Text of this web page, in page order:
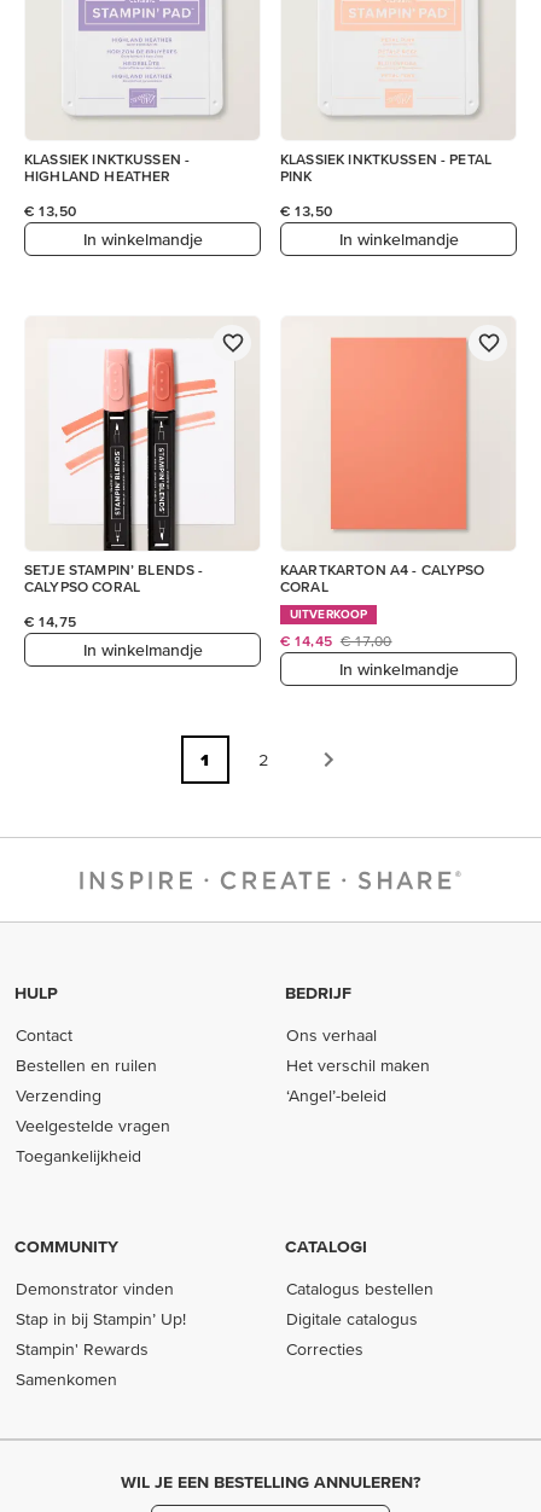
KLASSIEK INKTKUSSEN -
HIGHLAND HEATHER
€ 13,50
In winkelmandje
KLASSIEK INKTKUSSEN - PETAL
PINK
€ 13,50
In winkelmandje
SETJE STAMPIN’ BLENDS -
CALYPSO CORAL
€ 14,75
In winkelmandje
KAARTKARTON A4 - CALYPSO
CORAL
UITVERKOOP
€ 14,45 € 17,00
In winkelmandje
1 2
HULP
Contact
Bestellen en ruilen
Verzending
Veelgestelde vragen
Toegankelijkheid
BEDRIJF
Ons verhaal
Het verschil maken
‘Angel’-beleid
COMMUNITY
Demonstrator vinden
Stap in bij Stampin’ Up!
Stampin' Rewards
Samenkomen
CATALOGI
Catalogus bestellen
Digitale catalogus
Correcties
WIL JE EEN BESTELLING ANNULEREN?